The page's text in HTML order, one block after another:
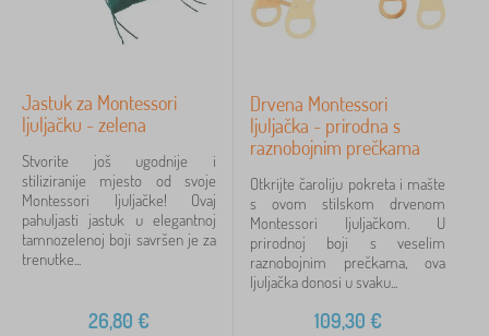
Jastuk za Montessori
ljuljačku - zelena
Stvorite još ugodnije i
stiliziranije mjesto od svoje
Montessori ljuljačke! Ovaj
pahuljasti jastuk u elegantnoj
tamnozelenoj boji savršen je za
trenutke...
26,80 €
Drvena Montessori
ljuljačka - prirodna s
raznobojnim prečkama
Otkrijte čaroliju pokreta i mašte
s ovom stilskom drvenom
Montessori ljuljačkom. U
prirodnoj boji s veselim
raznobojnim prečkama, ova
ljuljačka donosi u svaku...
109,30 €